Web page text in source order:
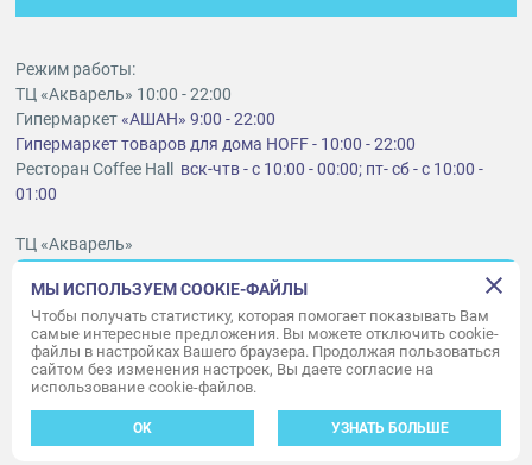
Режим работы:
ТЦ «Акварель» 10:00 - 22:00
Гипермаркет«АШАН» 9:00 - 22:00
Гипермаркет товаров для дома HOFF - 10:00 - 22:00
Ресторан Coffee Hall вск-чтв - с 10:00 - 00:00; пт- сб - с 10:00 -
01:00
ТЦ «Акварель»
lt@aquarelle-centre.ru
ООО «Акварель»
© «Акварель» 2010–2026. Все права защищены.
Дизайн концепция сайта —
Адаптивный дизайн и программирование —34 ВЕБ
МЫ ИСПОЛЬЗУЕМ COOKIE-ФАЙЛЫ
Чтобы получать статистику, которая помогает показывать Вам
самые интересные предложения. Вы можете отключить cookie-
файлы в настройках Вашего браузера. Продолжая пользоваться
сайтом без изменения настроек, Вы даете согласие на
использование cookie-файлов.
OK УЗНАТЬ БОЛЬШЕ